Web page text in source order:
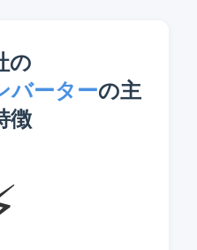
の
バーターの主
徴